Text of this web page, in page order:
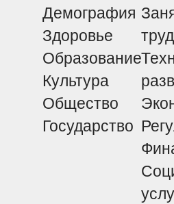
Демография
Здоровье
Образование
Культура
Общество
Государство
труд